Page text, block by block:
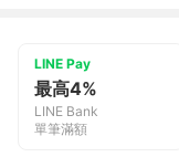
LINE Pay
最高4%
LINE Bank
單筆滿額